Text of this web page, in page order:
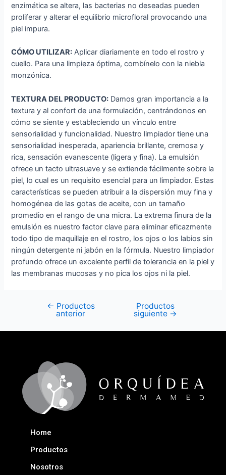
enzimática se altera, las bacterias no deseadas pueden
proliferar y alterar el equilibrio microfloral provocando una
piel impura.
CÓMO UTILIZAR: Aplicar diariamente en todo el rostro y
cuello. Para una limpieza óptima, combínelo con la niebla
monzónica.
TEXTURA DEL PRODUCTO: Damos gran importancia a la
textura y al confort de una formulación, centrándonos en
cómo se siente y estableciendo un vínculo entre
sensorialidad y funcionalidad. Nuestro limpiador tiene una
sensorialidad inesperada, apariencia brillante, cremosa y
rica, sensación evanescente (ligera y fina). La emulsión
ofrece un tacto ultrasuave y se extiende fácilmente sobre la
piel, lo cual es un requisito esencial para un limpiador. Estas
características se pueden atribuir a la dispersión muy fina y
homogénea de las gotas de aceite, con un tamaño
promedio en el rango de una micra. La extrema finura de la
emulsión es nuestro factor clave para eliminar eficazmente
todo tipo de maquillaje en el rostro, los ojos o los labios sin
ningún detergente ni jabón en la fórmula. Nuestro limpiador
profundo ofrece un excelente perfil de tolerancia en la piel y
las membranas mucosas y no pica los ojos ni la piel.
← Productos
anterior
Productos
siguiente →
Home
Productos
Nosotros